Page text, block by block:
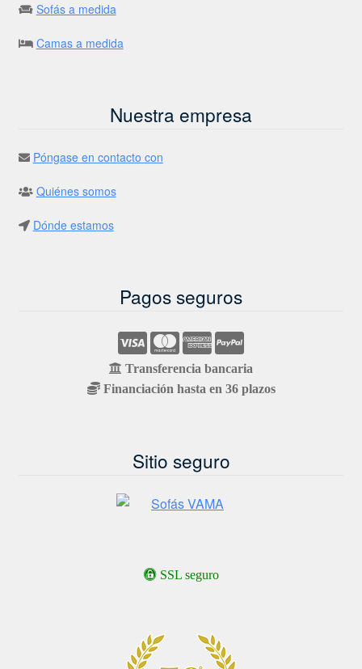
Sofás a medida
Camas a medida
Nuestra empresa
Póngase en contacto con
Quiénes somos
Dónde estamos
Pagos seguros
Transferencia bancaria
Financiación hasta en 36 plazos
Sitio seguro
SSL seguro